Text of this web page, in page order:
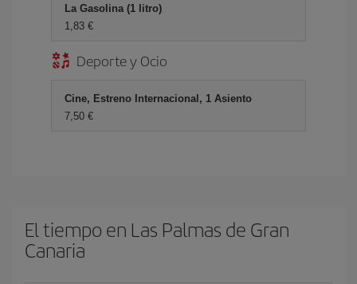
La Gasolina (1 litro)
1,83 €
Deporte y Ocio
Cine, Estreno Internacional, 1 Asiento
7,50 €
El tiempo en Las Palmas de Gran
Canaria